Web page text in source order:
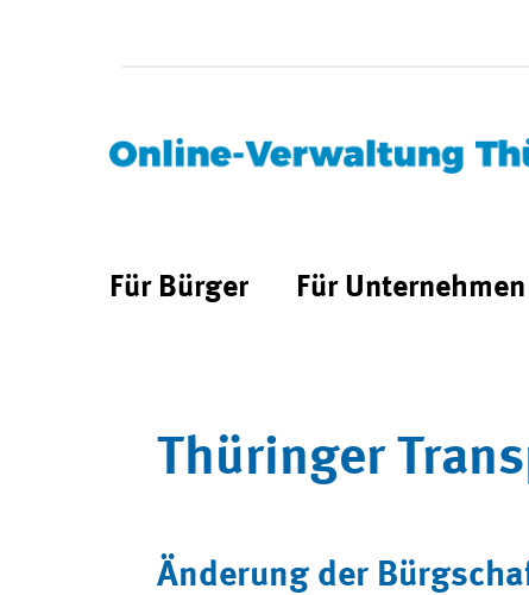
Für Bürger Für Unternehmen
Thüringer
Änderung der